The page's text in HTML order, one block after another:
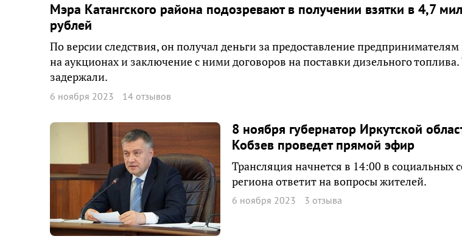
Мэра Катангского района подозревают в получении взятки в 4,7
рублей
По версии следствия, он получал деньги за предоставление
на аукционах и заключение с ними договоров на поставки дизельного
задержали.
6 ноября 2023 14 отзывов
8 ноября губернатор Иркутской
Кобзев проведет прямой эфир
Трансляция начнется в 14:00 в социальных
региона ответит на вопросы жителей.
6 ноября 2023 3 отзыва